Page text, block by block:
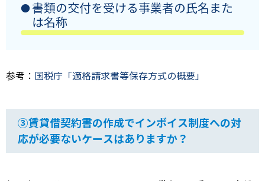
書類の交付を受ける事業者の氏名また
は名称
参考： 国税庁「適格請求書等保存方式の概要」
③賃貸借契約書の作成でインボイス制度への対
応が必要ないケースはありますか？